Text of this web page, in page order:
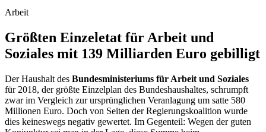
Arbeit
Größ­ten Einzel­etat für Arbeit und
Soziales mit 139 Milliar­den Euro ge­billigt
Der Haushalt des Bundesministeriums für Arbeit und Soziales
für 2018, der größte Einzelplan des Bundeshaushaltes, schrumpft
zwar im Vergleich zur ursprünglichen Veranlagung um satte 580
Millionen Euro. Doch von Seiten der Regierungskoalition wurde
dies keineswegs negativ gewertet. Im Gegenteil: Wegen der guten